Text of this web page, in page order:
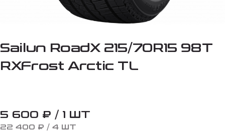
Sailun RoadX 215/70R15 98T
RXFrost Arctic TL
5 600 ₽ / 1 ШТ
22 400 ₽ / 4 ШТ